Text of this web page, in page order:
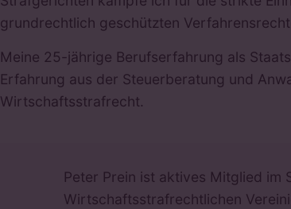
grundrechtlich geschützten
Meine 25-jährige Berufserfahrung als
Erfahrung aus der Steuerberatung und
Wirtschaftsstrafrecht.
Peter Prein ist aktives Mitglied im
Wirtschaftsstrafrechtlichen